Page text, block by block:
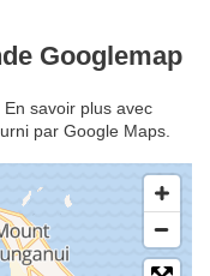
Googlemap
savoir plus avec
par Google Maps.